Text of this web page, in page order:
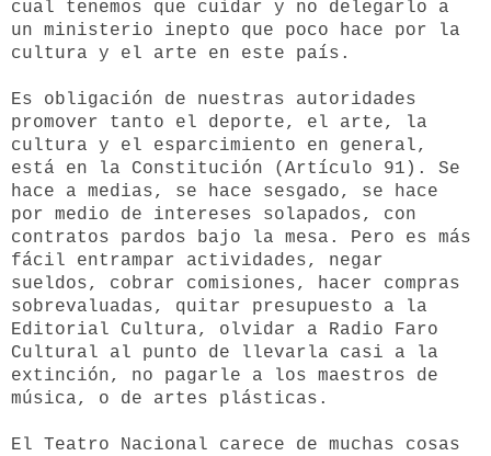
cual tenemos que cuidar y no delegarlo a
un ministerio inepto que poco hace por la
cultura y el arte en este país.
Es obligación de nuestras autoridades
promover tanto el deporte, el arte, la
cultura y el esparcimiento en general,
está en la Constitución (Artículo 91). Se
hace a medias, se hace sesgado, se hace
por medio de intereses solapados, con
contratos pardos bajo la mesa. Pero es más
fácil entrampar actividades, negar
sueldos, cobrar comisiones, hacer compras
sobrevaluadas, quitar presupuesto a la
Editorial Cultura, olvidar a Radio Faro
Cultural al punto de llevarla casi a la
extinción, no pagarle a los maestros de
música, o de artes plásticas.
El Teatro Nacional carece de muchas cosas